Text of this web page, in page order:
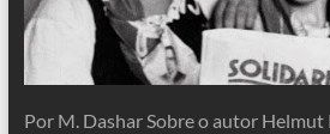
Por M. Dashar Sobre o autor Helmut